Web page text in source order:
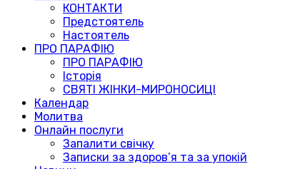
КОНТАКТИ
Предстоятель
Настоятель
ПРО ПАРАФІЮ
ПРО ПАРАФІЮ
Історія
СВЯТІ ЖІНКИ-МИРОНОСИЦІ
Календар
Молитва
Онлайн послуги
Запалити свічку
Записки за здоров’я та за упокій